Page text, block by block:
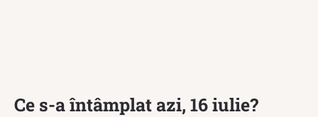
Ce s-a întâmplat azi, 16 iulie?